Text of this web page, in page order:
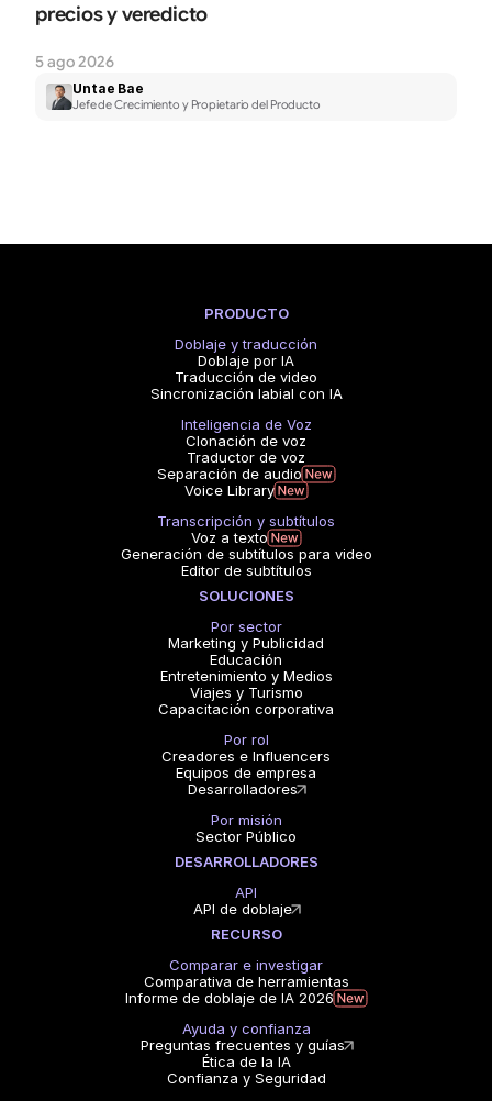
precios y veredicto
5 ago 2026
Untae Bae
Jefe de Crecimiento y Propietario del Producto
PRODUCTO
Doblaje y traducción
Doblaje por IA
Traducción de video
Sincronización labial con IA
Inteligencia de Voz
Clonación de voz
Traductor de voz
Separación de audio
Voice Library
Transcripción y subtítulos
Voz a texto
Generación de subtítulos para video
Editor de subtítulos
SOLUCIONES
Por sector
Marketing y Publicidad
Educación
Entretenimiento y Medios
Viajes y Turismo
Capacitación corporativa
Por rol
Creadores e Influencers
Equipos de empresa
Desarrolladores
Por misión
Sector Público
DESARROLLADORES
API
API de doblaje
RECURSO
Comparar e investigar
Comparativa de herramientas
Informe de doblaje de IA 2026
Ayuda y confianza
Preguntas frecuentes y guías
Ética de la IA
Confianza y Seguridad